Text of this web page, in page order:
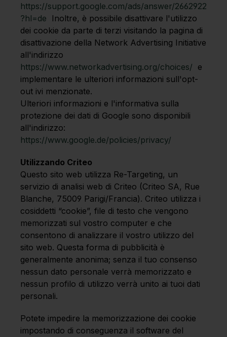
https://support.google.com/ads/answer/2662922
?hl=de Inoltre, è possibile disattivare l'utilizzo
dei cookie da parte di terzi visitando la pagina di
disattivazione della Network Advertising Initiative
all'indirizzo
https://www.networkadvertising.org/choices/ e
implementare le ulteriori informazioni sull'opt-
out ivi menzionate.
Ulteriori informazioni e l'informativa sulla
protezione dei dati di Google sono disponibili
all'indirizzo:
https://www.google.de/policies/privacy/
Utilizzando Criteo
Questo sito web utilizza Re-Targeting, un
servizio di analisi web di Criteo (Criteo SA, Rue
Blanche, 75009 Parigi/Francia). Criteo utilizza i
cosiddetti “cookie”, file di testo che vengono
memorizzati sul vostro computer e che
consentono di analizzare il vostro utilizzo del
sito web. Questa forma di pubblicità è
generalmente anonima; senza il tuo consenso
nessun dato personale verrà memorizzato e
nessun profilo di utilizzo verrà unito ai tuoi dati
personali.
Potete impedire la memorizzazione dei cookie
impostando di conseguenza il software del